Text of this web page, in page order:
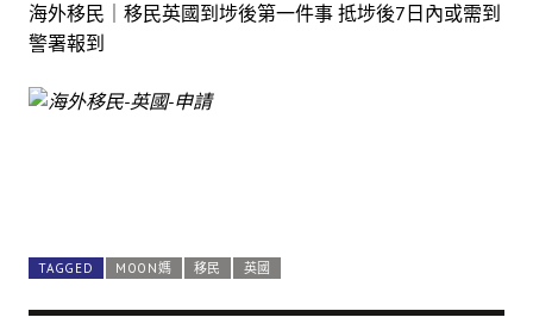
海外移民｜移民英國到埗後第一件事 抵埗後7日內或需到
警署報到
TAGGED MOON媽 移民 英國